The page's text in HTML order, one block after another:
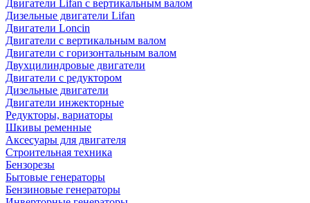
Двигатели Lifan с вертикальным валом
Дизельные двигатели Lifan
Двигатели Loncin
Двигатели с вертикальным валом
Двигатели с горизонтальным валом
Двухцилиндровые двигатели
Двигатели с редуктором
Дизельные двигатели
Двигатели инжекторные
Редукторы, вариаторы
Шкивы ременные
Аксесуары для двигателя
Строительная техника
Бензорезы
Бытовые генераторы
Бензиновые генераторы